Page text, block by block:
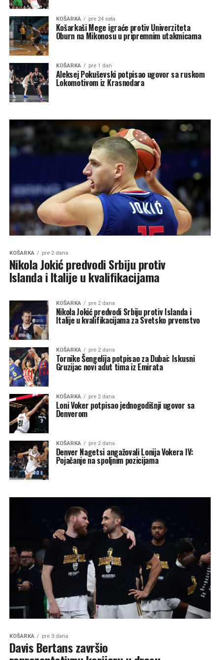
KOŠARKA pre 24 sata
Košarkaši Mege igraće protiv Univerziteta
Oburn na Mikonosu u pripremnim utakmicama
KOŠARKA pre 1 dan
Aleksej Pokuševski potpisao ugovor sa ruskom
Lokomotivom iz Krasnodara
KOŠARKA pre 2 dana
Nikola Jokić predvodi Srbiju protiv
Islanda i Italije u kvalifikacijama
KOŠARKA pre 2 dana
Nikola Jokić predvodi Srbiju protiv Islanda i
Italije u kvalifikacijama za Svetsko prvenstvo
KOŠARKA pre 2 dana
Tornike Šengelija potpisao za Dubai: Iskusni
Gruzijac novi adut tima iz Emirata
KOŠARKA pre 2 dana
Loni Voker potpisao jednogodišnji ugovor sa
Denverom
KOŠARKA pre 2 dana
Denver Nagetsi angažovali Lonija Vokera IV:
Pojačanje na spoljnim pozicijama
KOŠARKA pre 3 dana
Davis Bertans završio